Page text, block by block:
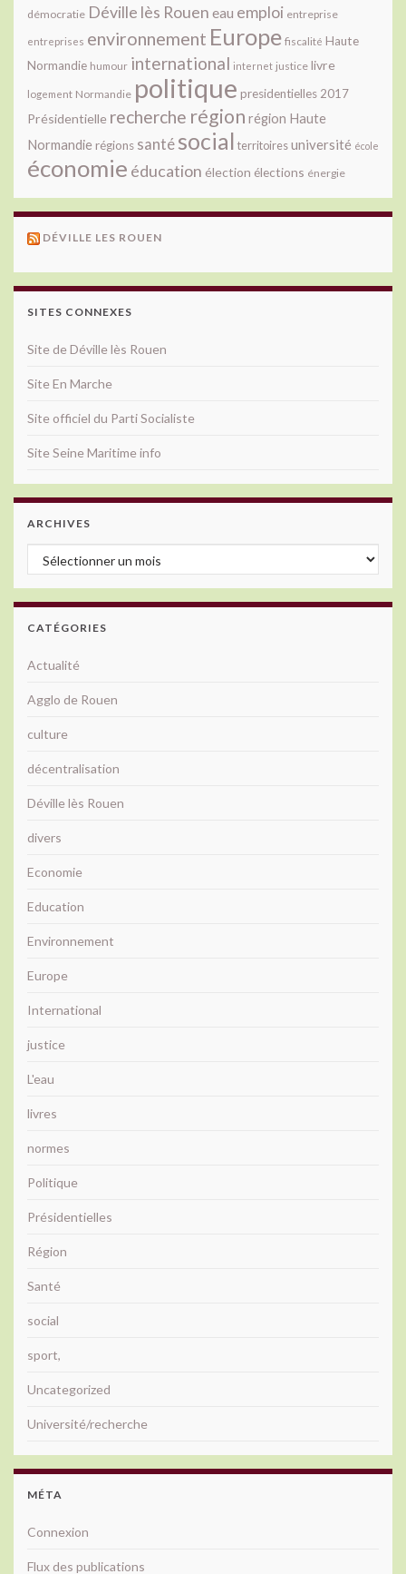
démocratie Déville lès Rouen eau emploi entreprise
entreprises environnement Europe fiscalité Haute
Normandie humour international internet justice livre
logement Normandie politique presidentielles 2017
Présidentielle recherche région région Haute
Normandie régions santésocial territoiresuniversité école
économie éducation élection élections énergie
DÉVILLE LES ROUEN
SITES CONNEXES
Site de Déville lès Rouen
Site En Marche
Site officiel du Parti Socialiste
Site Seine Maritime info
ARCHIVES
Archives
CATÉGORIES
Actualité
Agglo de Rouen
culture
décentralisation
Déville lès Rouen
divers
Economie
Education
Environnement
Europe
International
justice
L'eau
livres
normes
Politique
Présidentielles
Région
Santé
social
sport,
Uncategorized
Université/recherche
MÉTA
Connexion
Flux des publications